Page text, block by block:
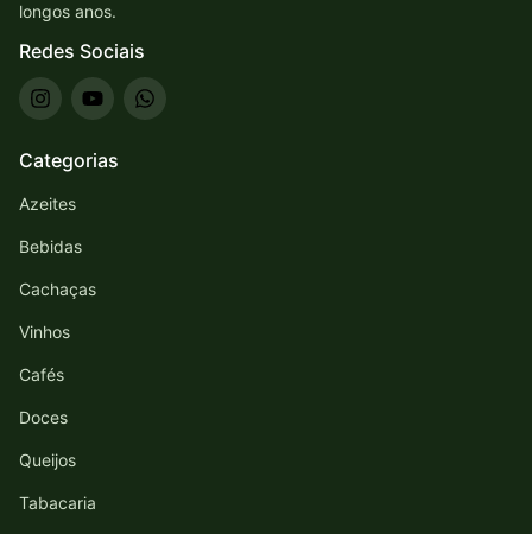
longos anos.
Redes Sociais
Categorias
Azeites
Bebidas
Cachaças
Vinhos
Cafés
Doces
Queijos
Tabacaria